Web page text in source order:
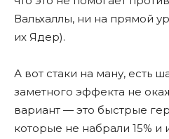
Вальхаллы, ни на прямой
их Ядер).
А вот стаки на ману, есть
заметного эффекта не
вариант — это быстрые
которые не набрали 15% и